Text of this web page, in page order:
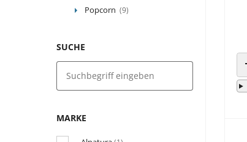
Popcorn (9)
SUCHE
MARKE